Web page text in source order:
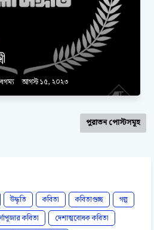
আগস্ট ১৫, ২০২৩
পুরাতন পোস্টসমূহ
উদ্ধৃতি কবিতা কবিতাগুচ্ছ
গল্প
কবিতা
দেশাত্মবোধক কবিতা